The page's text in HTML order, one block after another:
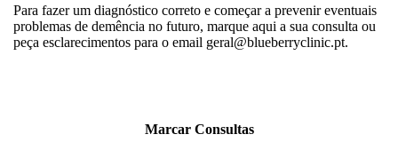
Para fazer um diagnóstico correto e começar a prevenir eventuais
problemas de demência no futuro, marque aqui a sua consulta ou
peça esclarecimentos para o email geral@blueberryclinic.pt.
Marcar Consultas